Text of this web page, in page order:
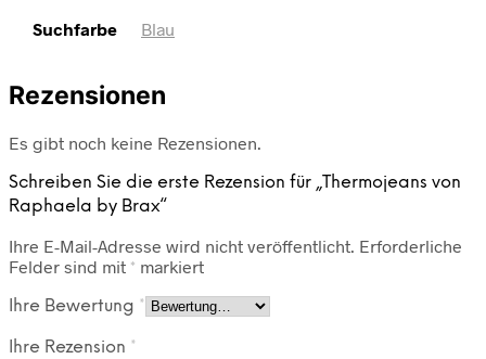
Suchfarbe Blau
Rezensionen
Es gibt noch keine Rezensionen.
Schreiben Sie die erste Rezension für „Thermojeans von
Raphaela by Brax“
Ihre E-Mail-Adresse wird nicht veröffentlicht. Erforderliche
Felder sind mit * markiert
Ihre Bewertung *
Ihre Rezension *